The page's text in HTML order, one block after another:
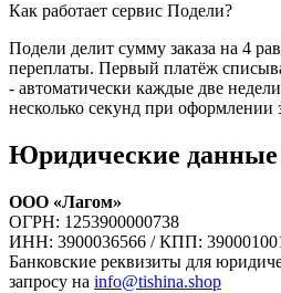
Как работает сервис Подели?
Подели делит сумму заказа на 4
переплаты. Первый платёж
- автоматически каждые две
несколько секунд при оформлении
Юридические данные
ООО «Лагом»
ОГРН: 1253900000738
ИНН: 3900036566 / КПП:
Банковские реквизиты для
запросу на info@tishina.shop